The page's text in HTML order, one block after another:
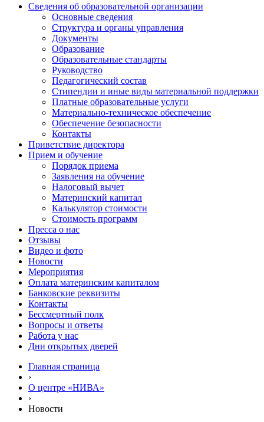
Сведения об образовательной организации
Основные сведения
Структура и органы управления
Документы
Образование
Образовательные стандарты
Руководство
Педагогический состав
Стипендии и иные виды материальной поддержки
Платные образовательные услуги
Материально-техническое обеспечение
Обеспечение безопасности
Контакты
Приветствие директора
Прием и обучение
Порядок приема
Заявления на обучение
Налоговый вычет
Материнский капитал
Калькулятор стоимости
Стоимость программ
Пресса о нас
Отзывы
Видео и фото
Новости
Мероприятия
Оплата материнским капиталом
Банковские реквизиты
Контакты
Бессмертный полк
Вопросы и ответы
Работа у нас
Дни открытых дверей
Главная страница
›
О центре «НИВА»
›
Новости